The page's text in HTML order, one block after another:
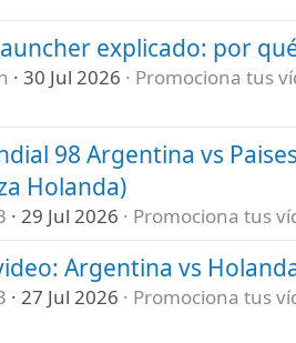
explicado: por
30 Jul 2026 Promociona tus
98 Argentina vs
Holanda)
29 Jul 2026 Promociona tus
Argentina vs
27 Jul 2026 Promociona tus